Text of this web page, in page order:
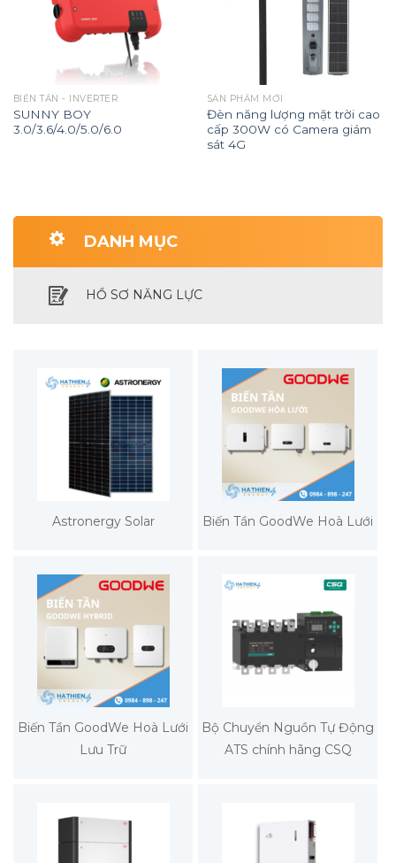
BIẾN TẦN - INVERTER
SUNNY BOY
3.0/3.6/4.0/5.0/6.0
SẢN PHẨM MỚI
Đèn năng lượng mặt trời cao
cấp 300W có Camera giám
sát 4G
DANH MỤC
HỒ SƠ NĂNG LỰC
Astronergy Solar Biến Tần GoodWe Hoà Lưới
Biến Tần GoodWe Hoà Lưới
Lưu Trữ
Bộ Chuyển Nguồn Tự Động
ATS chính hãng CSQ